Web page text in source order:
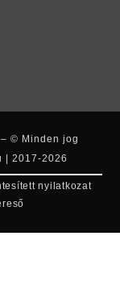
© Minden jog
| 2017-2026
nyilatkozat